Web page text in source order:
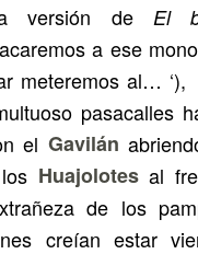
versión de El
a ese
meteremos al… ‘),
pasacalles
el Gavilán
Huajolotesal
de los
creían estar